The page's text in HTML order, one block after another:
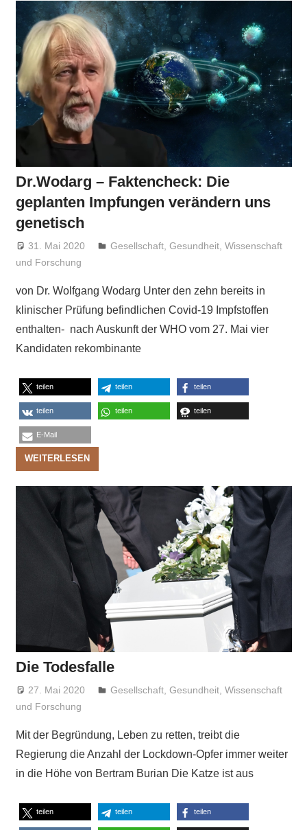
Dr.Wodarg – Faktencheck: Die
geplanten Impfungen verändern uns
genetisch
31. Mai 2020 Niki Vogt
Gesellschaft ,Gesundheit ,Wissenschaft
und Forschung
von Dr. Wolfgang Wodarg Unter den zehn bereits in
klinischer Prüfung befindlichen Covid-19 Impfstoffen
enthalten- nach Auskunft der WHO vom 27. Mai vier
Kandidaten rekombinante
teilen teilen teilen
teilen teilen teilen
E-Mail
WEITERLESEN
Die Todesfalle
27. Mai 2020 Niki Vogt
Gesellschaft ,Gesundheit ,Wissenschaft
und Forschung
Mit der Begründung, Leben zu retten, treibt die
Regierung die Anzahl der Lockdown-Opfer immer weiter
in die Höhe von Bertram Burian Die Katze ist aus
teilen teilen teilen